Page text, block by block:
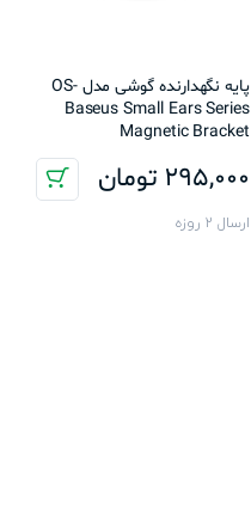
پایه نگهدارنده گوشی مدل OS-
Baseus Small Ears Series
Magnetic Bracket
295,000 تومان
ارسال 2 روزه